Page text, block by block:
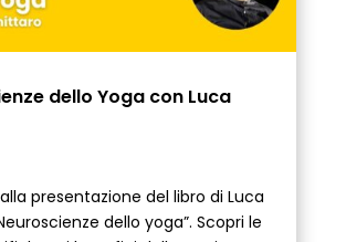
dello Yoga con Luca
presentazione del libro di Luca
dello yoga”. Scopri le